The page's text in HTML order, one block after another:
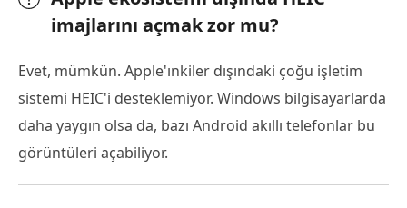
imajlarını açmak zor mu?
Evet, mümkün. Apple'ınkiler dışındaki çoğu işletim
sistemi HEIC'i desteklemiyor. Windows bilgisayarlarda
daha yaygın olsa da, bazı Android akıllı telefonlar bu
görüntüleri açabiliyor.